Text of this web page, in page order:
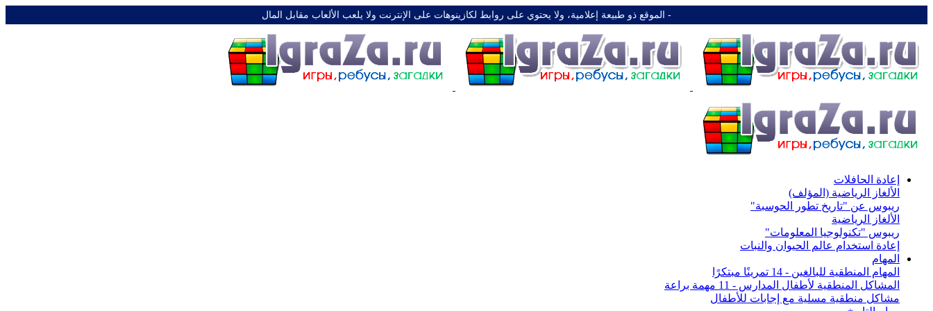
-️ الموقع ذو طبيعة إعلامية، ولا يحتوي على روابط لكازينوهات على الإنترنت ولا يلعب الألعاب مقابل المال
إعادة الحافلات
الألغاز الرياضية (المؤلف)
ريبوس عن "تاريخ تطور الحوسبة"
الألغاز الرياضية
ريبوس "تكنولوجيا المعلومات"
إعادة استخدام عالم الحيوان والنبات
المهام
المهام المنطقية للبالغين - 14 تمرينًا مبتكرًا
المشاكل المنطقية لأطفال المدارس - 11 مهمة براعة
مشاكل منطقية مسلية مع إجابات للأطفال